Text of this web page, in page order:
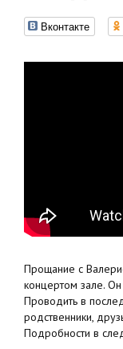
Вконтакте
Прощание с
концертом зале.
Проводить в
родственники,
Подробности в